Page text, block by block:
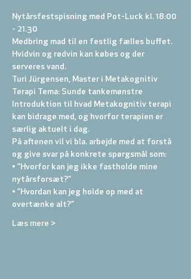
Nytårsfestspisning med Pot-Luck kl. 18:00
- 21.30
Medbring mad til en festlig fælles buffet.
Hvidvin og rødvin kan købes og der
serveres vand.
Turi Jürgensen, Master i Metakognitiv
Terapi Tema: Sunde tankemønstre
Introduktion til hvad Metakognitiv terapi
kan bidrage med, og hvorfor terapien er
særlig aktuelt i dag.
På aftenen vil vi bla. arbejde med at forstå
og give svar på konkrete spørgsmål som:
• ”Hvorfor kan jeg ikke fastholde mine
nytårsforsæt?"
• ”Hvordan kan jeg holde op med at
overtænke alt?”
Læs mere >